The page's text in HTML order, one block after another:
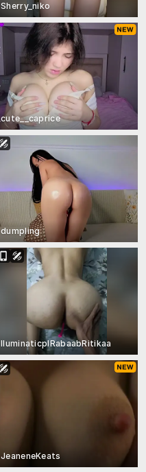
Sherry_niko
cute__caprice
dumpling
IluminaticplRabaabRitikaa
JeaneneKeats